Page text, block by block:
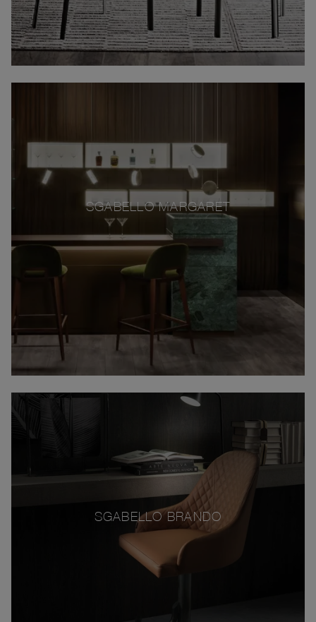
SGABELLO MARGARET
SGABELLO BRANDO